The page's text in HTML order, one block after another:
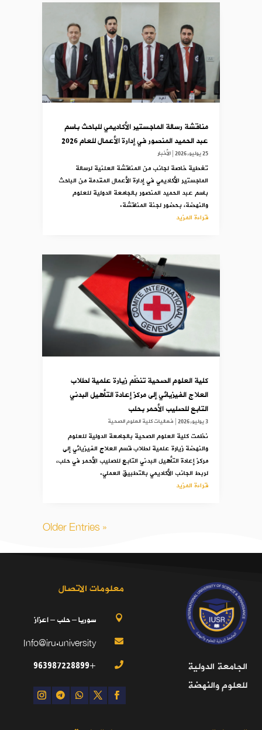
مناقشة رسالة الماجستير الأكاديمي للباحث باسم
عبد الحميد المنصور في إدارة الأعمال للعام 2026
25 يوليو,2026 |الأخبار
تغطية خاصة لجانب من المناقشة العلنية لرسالة
الماجستير الأكاديمي في إدارة الأعمال المقدمة من الباحث
باسم عبد الحميد المنصور بالجامعة الدولية للعلوم
والنهضة، بحضور لجنة المناقشة.
قراءة المزيد
كلية العلوم الصحية تنظّم زيارة علمية لطلاب
العلاج الفيزيائي إلى مركز إعادة التأهيل البدني
التابع للصليب الأحمر بحلب
3 يوليو,2026 |فعاليات كلية العلوم الصحية
نظمت كلية العلوم الصحية بالجامعة الدولية للعلوم
والنهضة زيارة علمية لطلاب قسم العلاج الفيزيائي إلى
مركز إعادة التأهيل البدني التابع للصليب الأحمر في حلب،
لربط الجانب الأكاديمي بالتطبيق العملي.
قراءة المزيد
« Older Entries
الجامعة الدولية
للعلوم والنهضة
معلومات الاتصال
 سوريا – حلب – اعزاز

Info@iru.university

+963987228899